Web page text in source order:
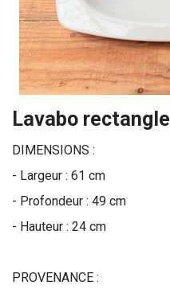
Lavabo rectangle
DIMENSIONS :
- Largeur : 61 cm
- Profondeur : 49 cm
- Hauteur : 24 cm
PROVENANCE :